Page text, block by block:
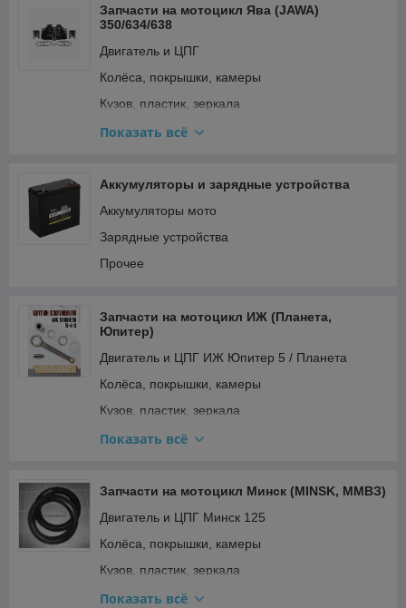
Фильтры
Электрооборудование и зажигание
Прочее
Топливная система и карбюратор
Тормозная система
Трансмиссия (сцепление, вариатор, цепи)
Электрооборудование и зажигание
Запчасти на мотоцикл Ява (JAWA)
350/634/638
Двигатель и ЦПГ
Колёса, покрышки, камеры
Кузов, пластик, зеркала
Освещение и поворотники
Прочее
Ремкомплекты, прокладки, подшипники
Топливная система и карбюратор
Тормозная система
Электрооборудование и зажигание
Показать всё
Аккумуляторы и зарядные устройства
Аккумуляторы мото
Зарядные устройства
Прочее
Запчасти на мотоцикл ИЖ (Планета,
Юпитер)
Двигатель и ЦПГ ИЖ Юпитер 5 / Планета
Колёса, покрышки, камеры
Кузов, пластик, зеркала
Освещение и поворотники
Прочее
Ремкомплекты, прокладки, подшипники
Топливная система и карбюратор
Тормозная система
Трансмиссия (сцепление, вариатор, цепи)
Показать всё
Запчасти на мотоцикл Минск (MINSK, ММВЗ)
Двигатель и ЦПГ Минск 125
Колёса, покрышки, камеры
Кузов, пластик, зеркала
Освещение и поворотники Минск (реле
Показать всё